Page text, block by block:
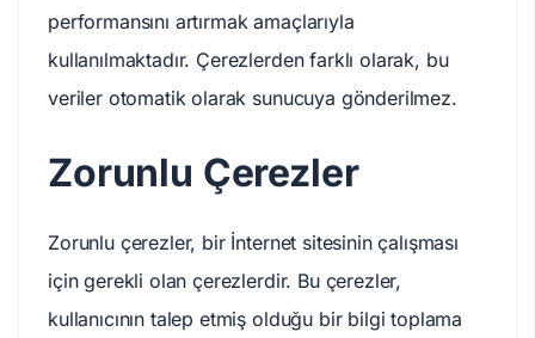
performansını artırmak amaçlarıyla
kullanılmaktadır. Çerezlerden farklı olarak, bu
veriler otomatik olarak sunucuya gönderilmez.
Zorunlu Çerezler
Zorunlu çerezler, bir İnternet sitesinin çalışması
için gerekli olan çerezlerdir. Bu çerezler,
kullanıcının talep etmiş olduğu bir bilgi toplama